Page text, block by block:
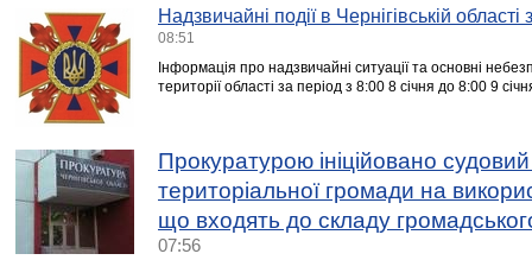
Надзвичайні події в Чернігівській
08:51
Інформація про надзвичайні ситуації та основні
території області за період з 8:00 8 січня до 8:00 9
Прокуратурою ініційовано
територіальної громади на
що входять до складу
07:56